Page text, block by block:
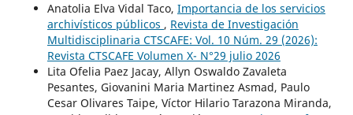
Anatolia Elva Vidal Taco, Importancia de los servicios
archivísticos públicos , Revista de Investigación
Multidisciplinaria CTSCAFE: Vol. 10 Núm. 29 (2026):
Revista CTSCAFE Volumen X- N°29 julio 2026
Lita Ofelia Paez Jacay, Allyn Oswaldo Zavaleta
Pesantes, Giovanini Maria Martinez Asmad, Paulo
Cesar Olivares Taipe, Víctor Hilario Tarazona Miranda,